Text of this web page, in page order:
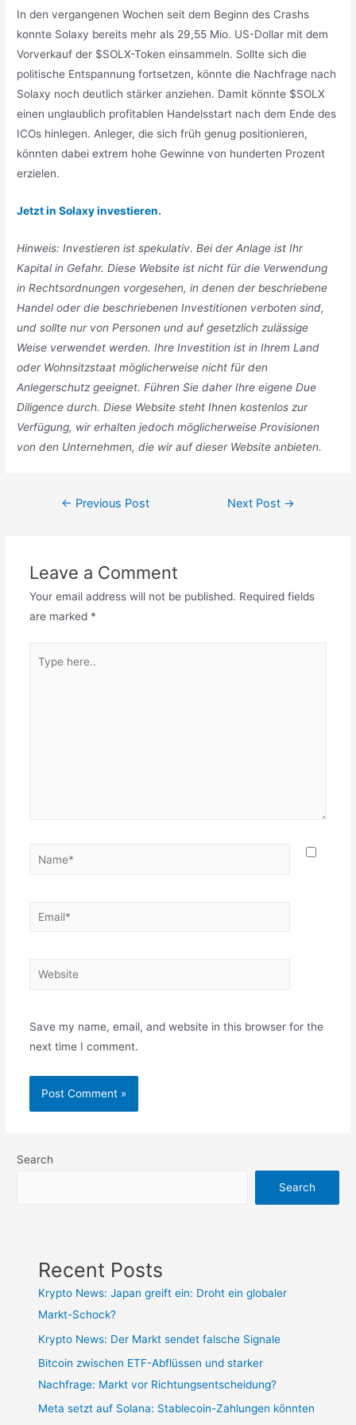
In den vergangenen Wochen seit dem Beginn des Crashs
konnte Solaxy bereits mehr als 29,55 Mio. US-Dollar mit dem
Vorverkauf der $SOLX-Token einsammeln. Sollte sich die
politische Entspannung fortsetzen, könnte die Nachfrage nach
Solaxy noch deutlich stärker anziehen. Damit könnte $SOLX
einen unglaublich profitablen Handelsstart nach dem Ende des
ICOs hinlegen. Anleger, die sich früh genug positionieren,
könnten dabei extrem hohe Gewinne von hunderten Prozent
erzielen.
Jetzt in Solaxy investieren.
Hinweis: Investieren ist spekulativ. Bei der Anlage ist Ihr
Kapital in Gefahr. Diese Website ist nicht für die Verwendung
in Rechtsordnungen vorgesehen, in denen der beschriebene
Handel oder die beschriebenen Investitionen verboten sind,
und sollte nur von Personen und auf gesetzlich zulässige
Weise verwendet werden. Ihre Investition ist in Ihrem Land
oder Wohnsitzstaat möglicherweise nicht für den
Anlegerschutz geeignet. Führen Sie daher Ihre eigene Due
Diligence durch. Diese Website steht Ihnen kostenlos zur
Verfügung, wir erhalten jedoch möglicherweise Provisionen
von den Unternehmen, die wir auf dieser Website anbieten.
Post← Previous Post Next Post →
Leave a Comment
Your email address will not be published. Required fields
are marked *
here..
Name*
Email*
Website
Save my name, email, and website in this browser for the
next time I comment.
Search
Search
Recent Posts
Krypto News: Japan greift ein: Droht ein globaler
Markt-Schock?
Krypto News: Der Markt sendet falsche Signale
Bitcoin zwischen ETF-Abflüssen und starker
Nachfrage: Markt vor Richtungsentscheidung?
Meta setzt auf Solana: Stablecoin-Zahlungen könnten